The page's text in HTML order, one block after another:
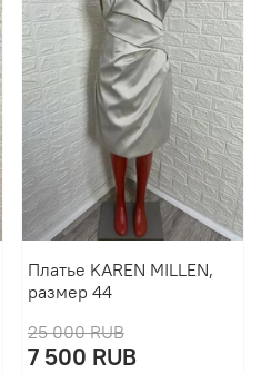
Платье KAREN MILLEN,
размер 44
25 000 RUB
7 500 RUB